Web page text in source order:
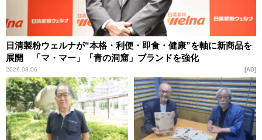
日清製粉ウェルナが“本格・利便・即食・健康”を軸に新商品を
展開 「マ・マー」「青の洞窟」ブランドを強化
2026.08.06 AD